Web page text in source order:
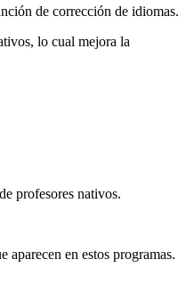
de corrección de idiomas.
lo cual mejora la
profesores nativos.
aparecen en estos programas.